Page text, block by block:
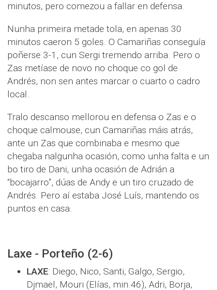
minutos, pero comezou a fallar en defensa.
Nunha primeira metade tola, en apenas 30
minutos caeron 5 goles. O Camariñas conseguía
poñerse 3-1, cun Sergi tremendo arriba. Pero o
Zas metíase de novo no choque co gol de
Andrés, non sen antes marcar o cuarto o cadro
local.
Tralo descanso mellorou en defensa o Zas e o
choque calmouse, cun Camariñas máis atrás,
ante un Zas que combinaba e mesmo que
chegaba nalgunha ocasión, como unha falta e un
bo tiro de Dani, unha ocasión de Adrián a
“bocajarro”, dúas de Andy e un tiro cruzado de
Andrés. Pero aí estaba José Luís, mantendo os
puntos en casa.
Laxe - Porteño (2-6)
LAXE: Diego, Nico, Santi, Galgo, Sergio,
Djmael, Mouri (Elías, min.46), Adri, Borja,